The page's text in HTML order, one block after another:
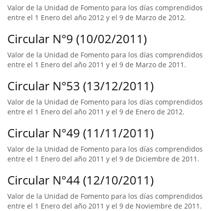
Valor de la Unidad de Fomento para los días comprendidos
entre el 1 Enero del año 2012 y el 9 de Marzo de 2012.
Circular N°9 (10/02/2011)
Valor de la Unidad de Fomento para los días comprendidos
entre el 1 Enero del año 2011 y el 9 de Marzo de 2011.
Circular N°53 (13/12/2011)
Valor de la Unidad de Fomento para los días comprendidos
entre el 1 Enero del año 2011 y el 9 de Enero de 2012.
Circular N°49 (11/11/2011)
Valor de la Unidad de Fomento para los días comprendidos
entre el 1 Enero del año 2011 y el 9 de Diciembre de 2011.
Circular N°44 (12/10/2011)
Valor de la Unidad de Fomento para los días comprendidos
entre el 1 Enero del año 2011 y el 9 de Noviembre de 2011.